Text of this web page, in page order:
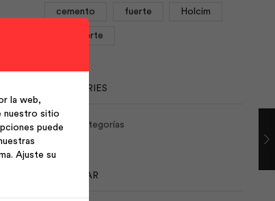
cemento fuerte Holcim
rocafuerte
CATEGORIES
No hay categorías
CALENDAR
la web,
nuestro sitio
puede
Ajuste su